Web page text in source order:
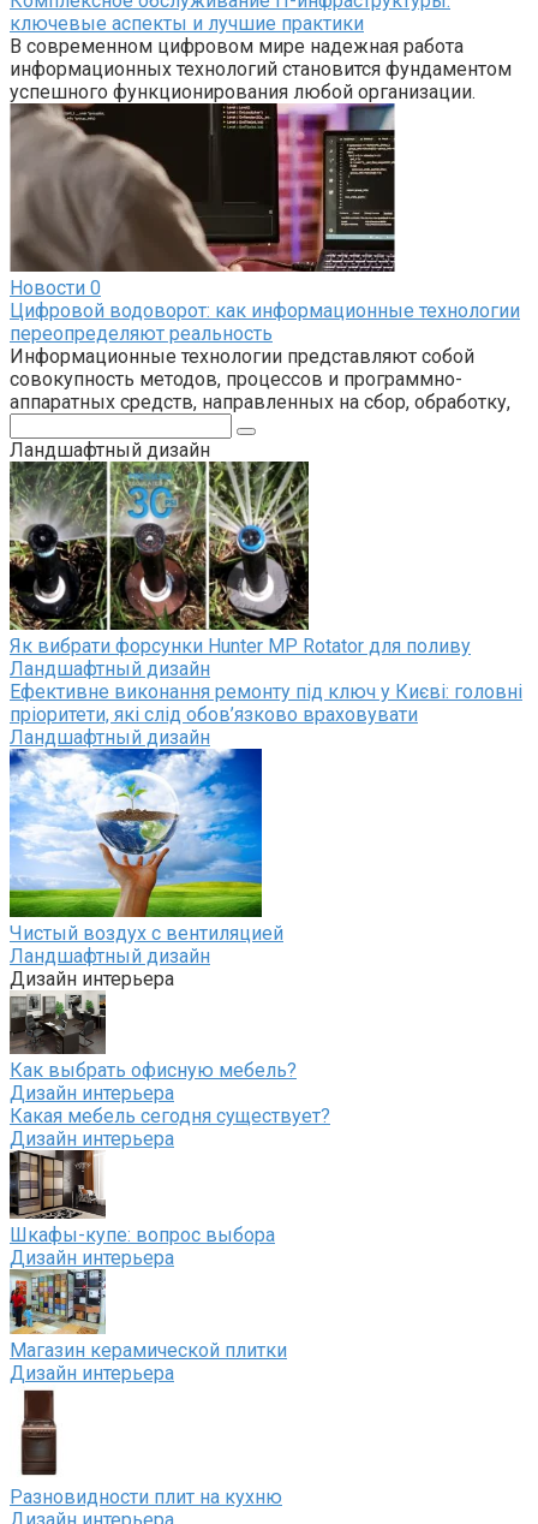
ключевые аспекты и лучшие практики
В современном цифровом мире надежная работа
информационных технологий становится фундаментом
успешного функционирования любой организации.
Новости 0
Цифровой водоворот: как информационные технологии
переопределяют реальность
Информационные технологии представляют собой
совокупность методов, процессов и программно-
аппаратных средств, направленных на сбор, обработку,
Ландшафтный дизайн
Як вибрати форсунки Hunter MP Rotator для поливу
Ландшафтный дизайн
Ефективне виконання ремонту під ключ у Києві: головні
пріоритети, які слід обов’язково враховувати
Ландшафтный дизайн
Чистый воздух с вентиляцией
Ландшафтный дизайн
Дизайн интерьера
Как выбрать офисную мебель?
Дизайн интерьера
Какая мебель сегодня существует?
Дизайн интерьера
Шкафы-купе: вопрос выбора
Дизайн интерьера
Магазин керамической плитки
Дизайн интерьера
Разновидности плит на кухню